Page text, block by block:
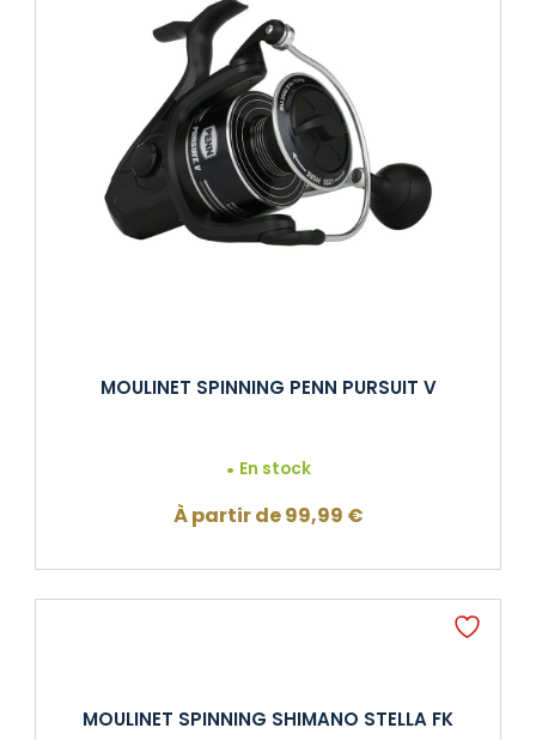
MOULINET SPINNING PENN PURSUIT V
En stock
À partir de99,99 €
MOULINET SPINNING SHIMANO STELLA FK